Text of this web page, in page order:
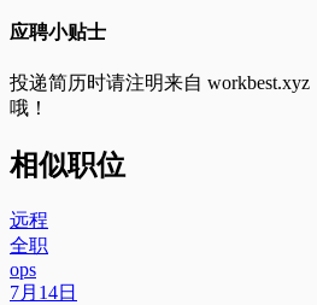
应聘小贴士
投递简历时请注明来自 workbest.xyz
哦！
相似职位
远程
全职
ops
7月14日